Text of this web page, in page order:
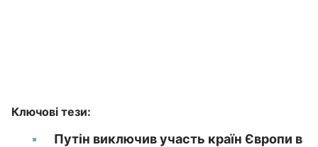
Ключові тези:
Путін виключив участь країн Європи в